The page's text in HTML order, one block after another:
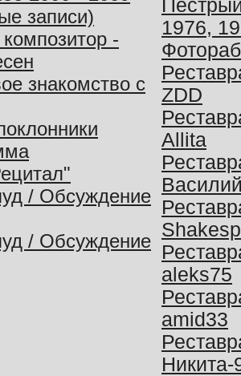
записи)
-
знакомство с
/ Обсуждение
/ Обсуждение
1976,
ZDD
Allita
aleks75
amid33
Никита-